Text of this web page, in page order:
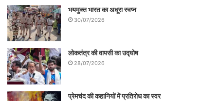
भयमुक्त भारत का अधूरा स्वप्न
30/07/2026
लोकतंत्र की वापसी का उद्घोष
28/07/2026
प्रेमचंद की कहानियों में प्रतिरोध का स्वर